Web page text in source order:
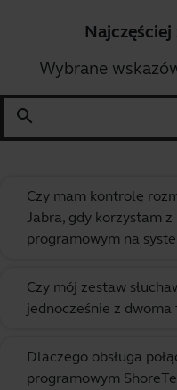
Wybrane
search
Czy mam kontrolę
Jabra, gdy korzystam
programowym na
Czy mój zestaw
jednocześnie z
Dlaczego obsługa
programowym